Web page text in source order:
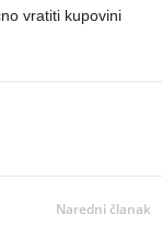
vratiti kupovini
Naredni članak